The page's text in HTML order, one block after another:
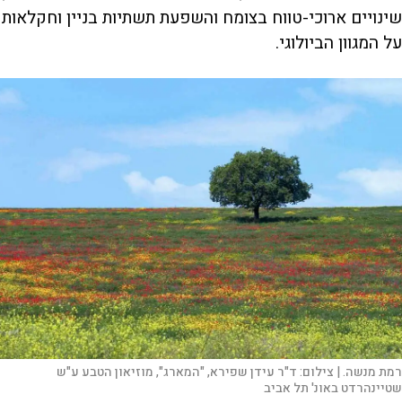
שינויים ארוכי-טווח בצומח והשפעת תשתיות בניין וחקלאות
על המגוון הביולוגי.
רמת מנשה. | צילום:ד"ר עידן שפירא, "המארג", מוזיאון הטבע ע"ש
שטיינהרדט באונ' תל אביב